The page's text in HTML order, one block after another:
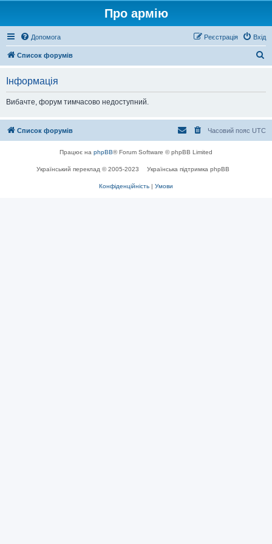
Про армію
Допомога Вхід
Реєстрація
Список форумів
Інформація
Вибачте, форум тимчасово недоступний.
Список форумів Часовий пояс UTC
Працює на phpBB® Forum Software © phpBB Limited
Український переклад © 2005-2023 Українська підтримка phpBB
Конфіденційність | Умови